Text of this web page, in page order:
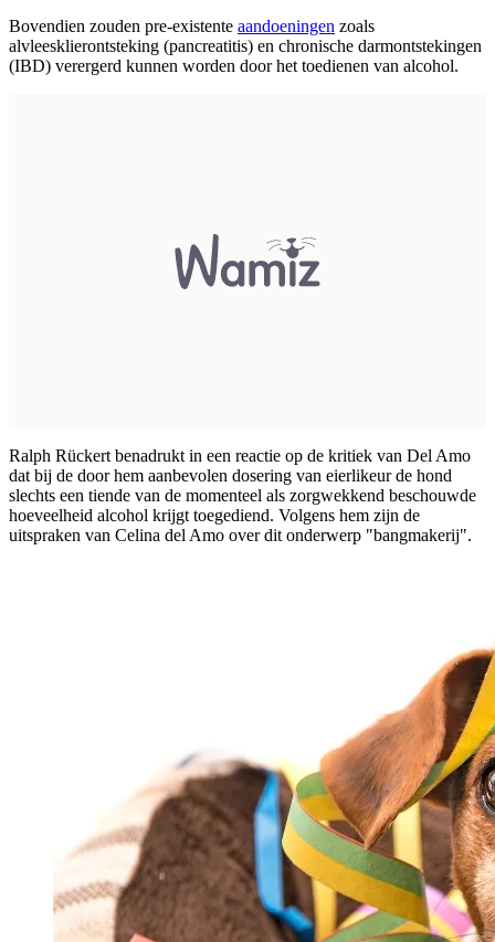
Bovendien zouden pre-existente aandoeningen zoals
alvleesklierontsteking (pancreatitis) en chronische darmontstekingen
(IBD) verergerd kunnen worden door het toedienen van alcohol.
Ralph Rückert benadrukt in een reactie op de kritiek van Del Amo
dat bij de door hem aanbevolen dosering van eierlikeur de hond
slechts een tiende van de momenteel als zorgwekkend beschouwde
hoeveelheid alcohol krijgt toegediend. Volgens hem zijn de
uitspraken van Celina del Amo over dit onderwerp "bangmakerij".